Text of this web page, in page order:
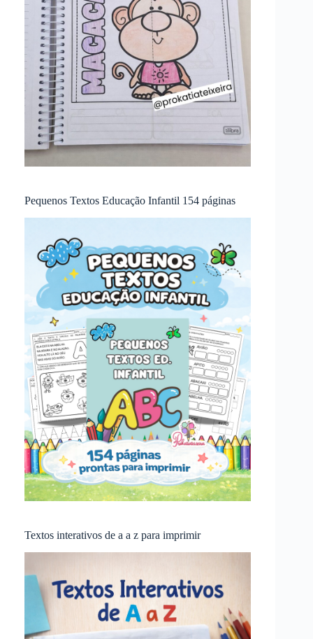
Pequenos Textos Educação Infantil 154 páginas
Textos interativos de a a z para imprimir